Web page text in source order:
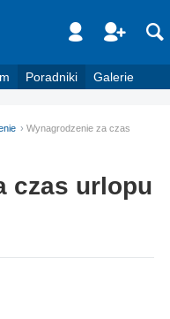
Poradniki Galerie
Wynagrodzenie za czas
czas urlopu